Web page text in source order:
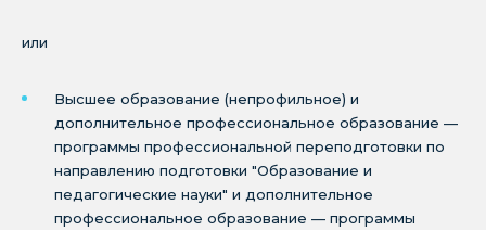
или
Высшее образование (непрофильное) и
дополнительное профессиональное образование —
программы профессиональной переподготовки по
направлению подготовки "Образование и
педагогические науки" и дополнительное
профессиональное образование — программы